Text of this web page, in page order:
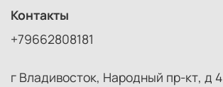
Контакты
+79662808181
г Владивосток, Народный пр-кт, д 4